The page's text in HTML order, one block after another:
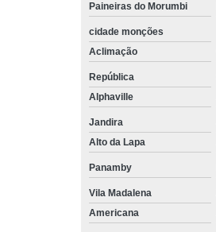
Paineiras do Morumbi
cidade monções
Aclimação
República
Alphaville
Jandira
Alto da Lapa
Panamby
Vila Madalena
Americana